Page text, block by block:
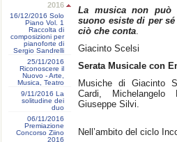
2016
16/12/2016 Solo
Piano Vol. 1
Raccolta di
composizioni per
pianoforte di
Sergio Sandrelli
25/11/2016
Riconoscere il
Nuovo - Arte,
Musica, Teatro
9/11/2016 La
solitudine dei
duo
06/11/2016
Premiazione
Concorso Ziino
2016
La musica non può
suono esiste di per
ciò che conta.
Giacinto Scelsi
Serata Musicale con
Musiche di Giacinto
Cardi,
Giuseppe Silvi.
Nell’ambito del ciclo